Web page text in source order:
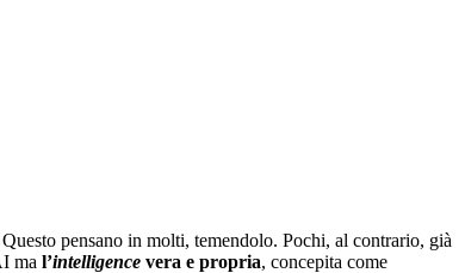
pensano in molti, temendolo. Pochi, al contrario, già
ma l’intelligence vera e propria, concepita come